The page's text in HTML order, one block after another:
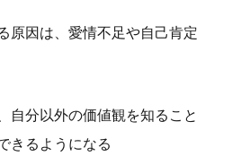
原因は、愛情不足や自己肯定
自分以外の価値観を知ること
きるようになる